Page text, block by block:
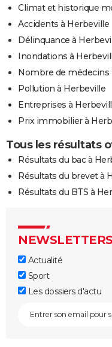
Climat et historique
Accidents à Herbeville
Délinquance à
Inondations à
Nombre de médecins
Pollution à Herbeville
Entreprises à
Prix immobilier à
Tous les résultats
Résultats du bac à
Résultats du brevet à
Résultats du BTS à
NEWSLETTERS
Actualité
Sport
Les dossiers d'actu